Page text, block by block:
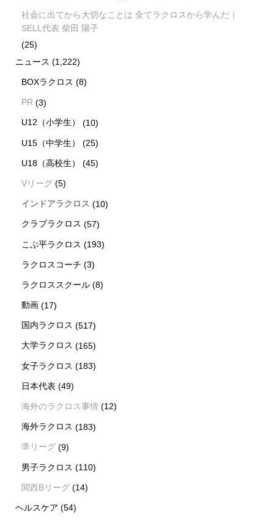
社会に出てから大切なことは 全てラクロスから学んだ｜
SELL代表 柴田 陽子
(25)
ニュース (1,222)
BOXラクロス (8)
PR (3)
U12（小学生） (10)
U15（中学生） (25)
U18（高校生） (45)
Vリーグ (5)
インドアラクロス (10)
クラブラクロス (57)
こぶ平ラクロス (193)
ラクロスコーチ (3)
ラクロススクール (8)
動画 (17)
国内ラクロス (517)
大学ラクロス (165)
女子ラクロス (183)
日本代表 (49)
海外のラクロス事情 (12)
海外ラクロス (183)
準リーグ (9)
男子ラクロス (110)
関西Bリーグ (14)
ヘルスケア (54)